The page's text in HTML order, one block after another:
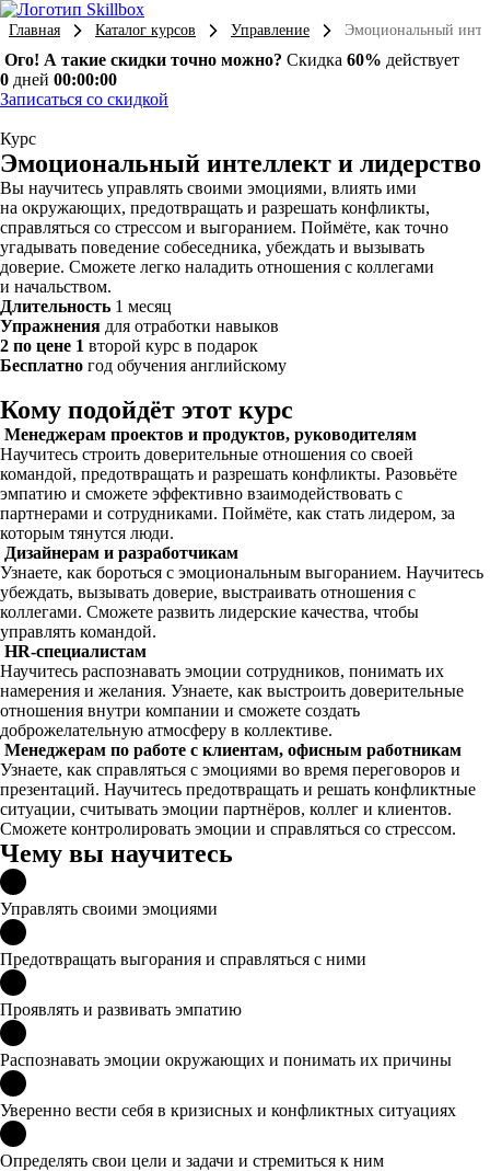
Главная Каталог курсов Управление Эмоциональный
Ого! А такие скидки точно можно? Скидка 60% действует
0 дней 00:00:00
Записаться со скидкой
Курс
Эмоциональный интеллект и лидерство
Вы научитесь управлять своими эмоциями, влиять ими
на окружающих, предотвращать и разрешать конфликты,
справляться со стрессом и выгоранием. Поймёте, как точно
угадывать поведение собеседника, убеждать и вызывать
доверие. Сможете легко наладить отношения с коллегами
и начальством.
Длительность 1 месяц
Упражнения для отработки навыков
2 по цене 1 второй курс в подарок
Бесплатно год обучения английскому
Кому подойдёт этот курс
Менеджерам проектов и продуктов, руководителям
Научитесь строить доверительные отношения со своей
командой, предотвращать и разрешать конфликты. Разовьёте
эмпатию и сможете эффективно взаимодействовать с
партнерами и сотрудниками. Поймёте, как стать лидером, за
которым тянутся люди.
Дизайнерам и разработчикам
Узнаете, как бороться с эмоциональным выгоранием. Научитесь
убеждать, вызывать доверие, выстраивать отношения с
коллегами. Сможете развить лидерские качества, чтобы
управлять командой.
HR-специалистам
Научитесь распознавать эмоции сотрудников, понимать их
намерения и желания. Узнаете, как выстроить доверительные
отношения внутри компании и сможете создать
доброжелательную атмосферу в коллективе.
Менеджерам по работе с клиентам, офисным работникам
Узнаете, как справляться с эмоциями во время переговоров и
презентаций. Научитесь предотвращать и решать конфликтные
ситуации, считывать эмоции партнёров, коллег и клиентов.
Сможете контролировать эмоции и справляться со стрессом.
Чему вы научитесь
Управлять своими эмоциями
Предотвращать выгорания и справляться с ними
Проявлять и развивать эмпатию
Распознавать эмоции окружающих и понимать их причины
Уверенно вести себя в кризисных и конфликтных ситуациях
Определять свои цели и задачи и стремиться к ним